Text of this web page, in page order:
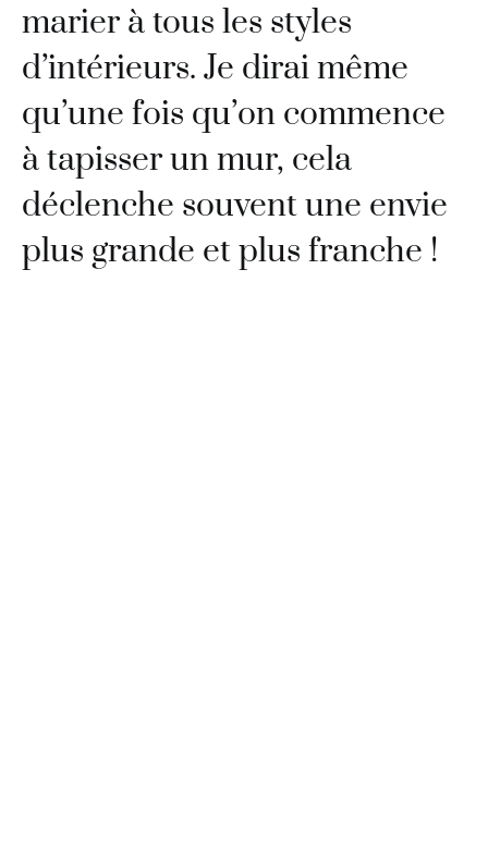
marier à tous les styles
d’intérieurs. Je dirai même
qu’une fois qu’on commence
à tapisser un mur, cela
déclenche souvent une envie
plus grande et plus franche !